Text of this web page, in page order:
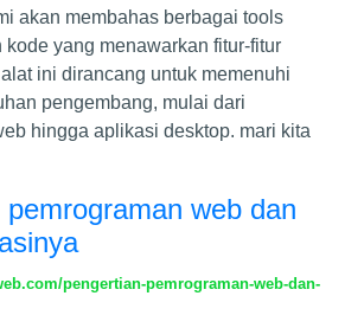
akan membahas berbagai tools
kode yang menawarkan fitur-fitur
ini dirancang untuk memenuhi
pengembang, mulai dari
hingga aplikasi desktop. mari kita
pemrograman web dan
pengertian-pemrograman-web-dan-